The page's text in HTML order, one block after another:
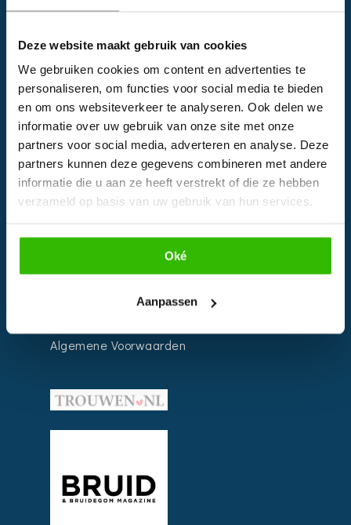
Deze website maakt gebruik van cookies
We gebruiken cookies om content en advertenties te
personaliseren, om functies voor social media te bieden
en om ons websiteverkeer te analyseren. Ook delen we
informatie over uw gebruik van onze site met onze
partners voor social media, adverteren en analyse. Deze
partners kunnen deze gegevens combineren met andere
informatie die u aan ze heeft verstrekt of die ze hebben
verzameld op basis van uw gebruik van hun services.
Oké
Aanpassen
EVENTS
Bedrijven
Impressie
INFORMATIE
Algemene Voorwaarden